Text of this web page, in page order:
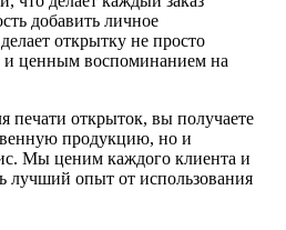
добавить личное
открытку не просто
и ценным воспоминанием на
печати открыток, вы получаете
продукцию, но и
Мы ценим каждого клиента и
лучший опыт от использования